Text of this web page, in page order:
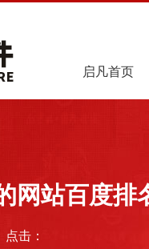
启凡首页
网站百度排
击：